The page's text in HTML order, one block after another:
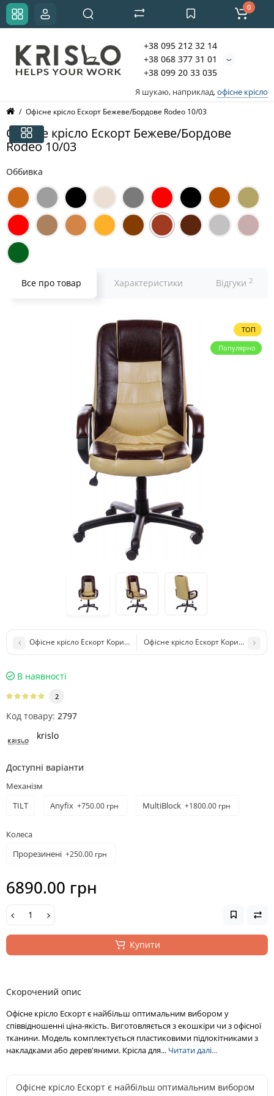
+38 095 212 32 14
+38 068 377 31 01
+38 099 20 33 035
Я шукаю, наприклад,офісне крісло
0
Офісне крісло Ескорт Бежеве/Бордове Rodeo 10/03
Офісне крісло Ескорт Бежеве/Бордове
Rodeo 10/03
Оббивка
Все про товар Характеристики Відгуки 2
ТОП
Популярно
Офісне крісло Ескорт Коричневе Rodeo 05Офісне крісло Ескорт Коричневе/
В наявності
2
Код товару: 2797
krislo
Доступні варіанти
Механізм
TILT
Anyfix +750.00 грн MultiBlock +1800.00 грн
Колеса
Прорезинені +250.00 грн
6890.00 грн
Купити
Скорочений опис
Офісне крісло Ескорт є найбільш оптимальним вибором у
співвідношенні ціна-якість. Виготовляється з екошкіри чи з офісної
тканини. Модель комплектується пластиковими підлокітниками з
накладками або дерев'яними. Крісла для... Читати далі...
Офісне крісло Ескорт є найбільш оптимальним вибором